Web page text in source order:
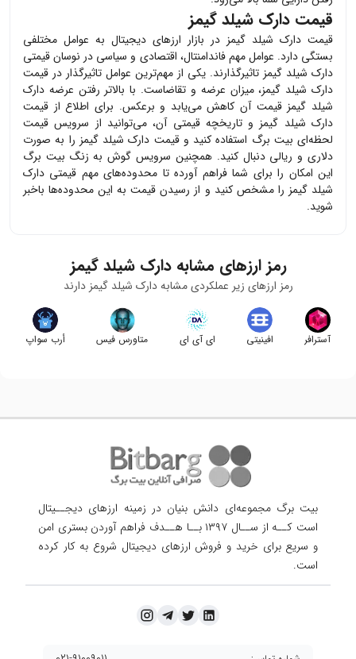
قیمت دارک شیلد گیمز
قیمت دارک شیلد گیمز در بازار ارزهای دیجیتال به عوامل مختلفی
بستگی دارد. عوامل مهم فاندامنتال، اقتصادی و سیاسی در نوسان قیمتی
دارک شیلد گیمز تاثیرگذارند. یکی از مهم‌ترین عوامل تاثیرگذار در قیمت
دارک شیلد گیمز، میزان عرضه و تقاضاست. با بالاتر رفتن عرضه دارک
شیلد گیمز قیمت آن کاهش می‌یابد و برعکس. برای اطلاع از قیمت
دارک شیلد گیمز و تاریخچه قیمتی آن، می‌توانید از سرویس قیمت
لحظه‌ای بیت برگ استفاده کنید و قیمت دارک شیلد گیمز را به صورت
دلاری و ریالی دنبال کنید. همچنین سرویس گوش به زنگ بیت برگ
این امکان را برای شما فراهم آورده تا محدوده‌های مهم قیمتی دارک
شیلد گیمز را مشخص کنید و از رسیدن قیمت به این محدوده‌ها باخبر
شوید.
رمز ارزهای مشابهدارک شیلد گیمز
رمز ارزهای زیر عملکردی مشابهدارک شیلد گیمز دارند
آسترافر افینیتی ای آی ای متاورس فیس أرب سواپ
بیت برگ مجموعه‌ای دانش بنیان در زمینه ارزهای دیجــیتال
است کــه از ســال ۱۳۹۷ بــا هــدف فراهم آوردن
بستری امن
و سریع برای خرید و فروش ارزهای دیجیتال شروع به کار کرده
است.